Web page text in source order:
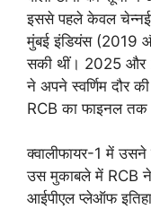
इससे पहले केवल
मुंबई इंडियंस (2019
सकी थीं। 2025 और
ने अपने स्वर्णिम दौर
RCB का फाइनल तक
क्वालीफायर-1 में
उस मुकाबले में RCB ने
आईपीएल प्लेऑफ